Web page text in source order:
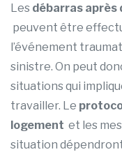
Les débarras après
peuvent être
l’événement
sinistre. On peut
situations qui
travailler. Le
logement et les
situation